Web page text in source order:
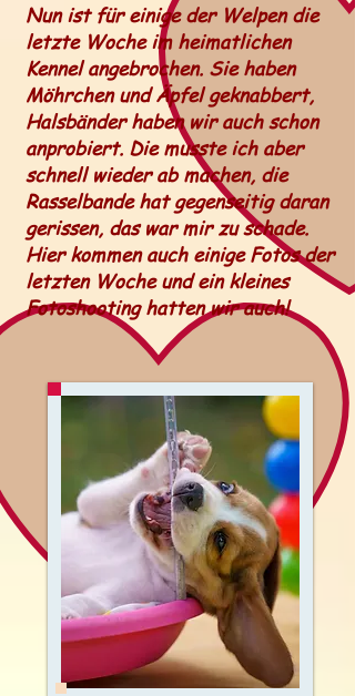
Nun ist für einige der Welpen die
letzte Woche im heimatlichen
Kennel angebrochen. Sie haben
Möhrchen und Äpfel geknabbert,
Halsbänder haben wir auch schon
anprobiert. Die musste ich aber
schnell wieder ab machen, die
Rasselbande hat gegenseitig daran
gerissen, das war mir zu schade.
Hier kommen auch einige Fotos der
letzten Woche und ein kleines
Fotoshooting hatten wir auch!